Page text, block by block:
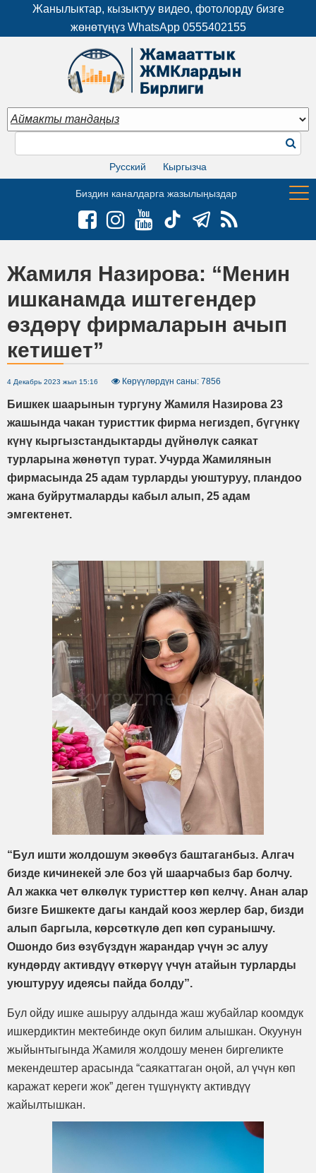
Жанылыктар, кызыктуу видео, фотолорду бизге
жөнөтүңүз WhatsApp 0555402155
Русский Кыргызча
Биздин каналдарга жазылыңыздар
Жамиля Назирова: “Менин
ишканамда иштегендер
өздөрү фирмаларын ачып
кетишет”
4 Декабрь 2023 жыл 15:16 Көрүүлөрдүн саны: 7856
Бишкек шаарынын тургуну Жамиля Назирова 23
жашында чакан туристтик фирма негиздеп, бүгүнкү
күнү кыргызстандыктарды дүйнөлүк саякат
турларына жөнөтүп турат. Учурда Жамилянын
фирмасында 25 адам турларды уюштуруу, пландоо
жана буйрутмаларды кабыл алып, 25 адам
эмгектенет.
“Бул ишти жолдошум экөөбүз баштаганбыз. Алгач
бизде кичинекей эле боз үй шаарчабыз бар болчу.
Ал жакка чет өлкөлүк туристтер көп келчү. Анан алар
бизге Бишкекте дагы кандай кооз жерлер бар, бизди
алып баргыла, көрсөткүлө деп көп суранышчу.
Ошондо биз өзүбүздүн жарандар үчүн эс алуу
кундөрдү активдүү өткөрүү үчүн атайын турларды
уюштуруу идеясы пайда болду”.
Бул ойду ишке ашыруу алдында жаш жубайлар коомдук
ишкердиктин мектебинде окуп билим алышкан. Окуунун
жыйынтыгында Жамиля жолдошу менен биргеликте
мекендештер арасында “саякаттаган оңой, ал үчүн көп
каражат кереги жок” деген түшүнүктү активдүү
жайылтышкан.